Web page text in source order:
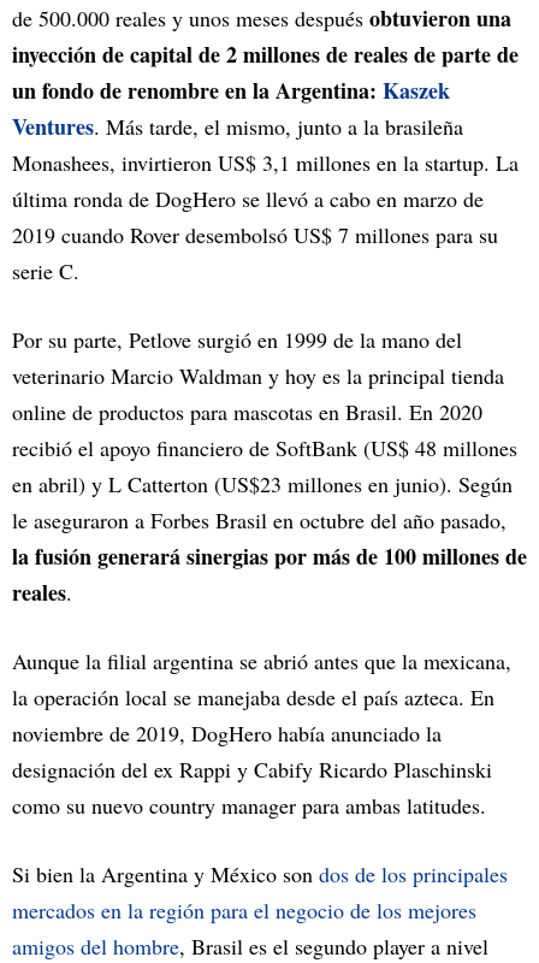
de 500.000 reales y unos meses después obtuvieron una
inyección de capital de 2 millones de reales de parte de
un fondo de renombre en la Argentina: Kaszek
Ventures. Más tarde, el mismo, junto a la brasileña
Monashees, invirtieron US$ 3,1 millones en la startup. La
última ronda de DogHero se llevó a cabo en marzo de
2019 cuando Rover desembolsó US$ 7 millones para su
serie C.
Por su parte, Petlove surgió en 1999 de la mano del
veterinario Marcio Waldman y hoy es la principal tienda
online de productos para mascotas en Brasil. En 2020
recibió el apoyo financiero de SoftBank (US$ 48 millones
en abril) y L Catterton (US$23 millones en junio). Según
le aseguraron a Forbes Brasil en octubre del año pasado,
la fusión generará sinergias por más de 100 millones de
reales.
Aunque la filial argentina se abrió antes que la mexicana,
la operación local se manejaba desde el país azteca. En
noviembre de 2019, DogHero había anunciado la
designación del ex Rappi y Cabify Ricardo Plaschinski
como su nuevo country manager para ambas latitudes.
Si bien la Argentina y México son dos de los principales
mercados en la región para el negocio de los mejores
amigos del hombre, Brasil es el segundo player a nivel